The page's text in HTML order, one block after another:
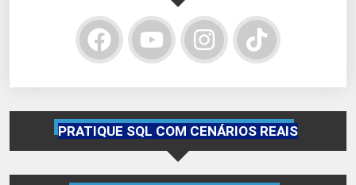
PRATIQUE SQL COM CENÁRIOS REAIS